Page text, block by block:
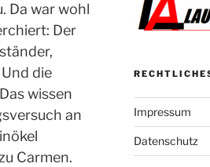
Da war wohl
Der
die
wissen
an
Carmen.
Impressum
Datenschutz